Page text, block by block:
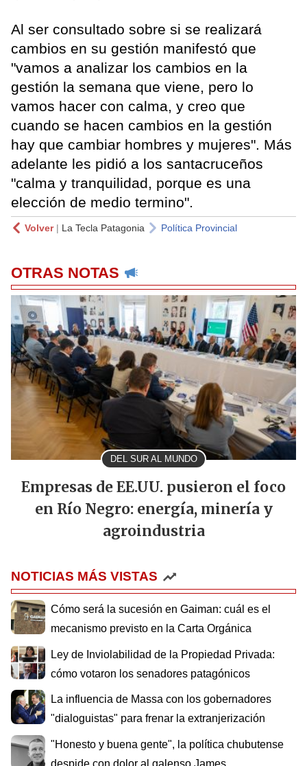
Al ser consultado sobre si se realizará
cambios en su gestión manifestó que
"vamos a analizar los cambios en la
gestión la semana que viene, pero lo
vamos hacer con calma, y creo que
cuando se hacen cambios en la gestión
hay que cambiar hombres y mujeres". Más
adelante les pidió a los santacruceños
"calma y tranquilidad, porque es una
elección de medio termino".
Volver| La Tecla Patagonia Política Provincial
OTRAS NOTAS
DEL SUR AL MUNDO
Empresas de EE.UU. pusieron el foco
en Río Negro: energía, minería y
agroindustria
NOTICIAS MÁS VISTAS
Cómo será la sucesión en Gaiman: cuál es el
mecanismo previsto en la Carta Orgánica
Ley de Inviolabilidad de la Propiedad Privada:
cómo votaron los senadores patagónicos
La influencia de Massa con los gobernadores
"dialoguistas" para frenar la extranjerización
"Honesto y buena gente", la política chubutense
despide con dolor al galenso James